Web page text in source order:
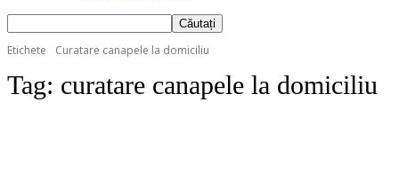
Etichete Curatare canapele la domiciliu
Tag: curatare canapele la domiciliu